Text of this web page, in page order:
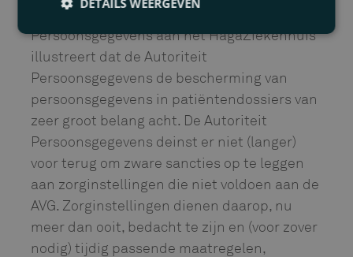
Het uitdelen van de boete door de Autoriteit
Persoonsgegevens aan het HagaZiekenhuis
illustreert dat de Autoriteit
Persoonsgegevens de bescherming van
persoonsgegevens in patiëntendossiers van
zeer groot belang acht. De Autoriteit
Persoonsgegevens deinst er niet (langer)
voor terug om zware sancties op te leggen
aan zorginstellingen die niet voldoen aan de
AVG. Zorginstellingen dienen daarop, nu
meer dan ooit, bedacht te zijn en (voor zover
nodig) tijdig passende maatregelen,